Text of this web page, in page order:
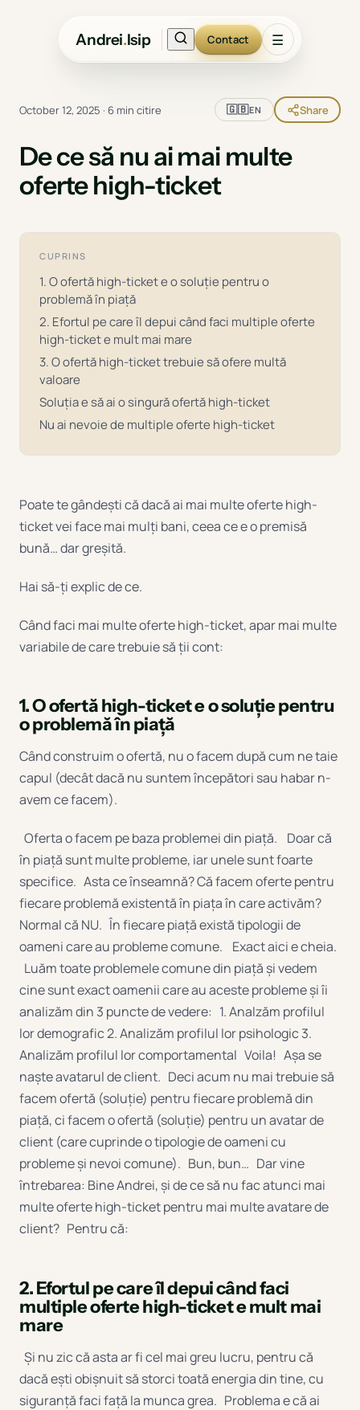
Andrei.Isip Contact ☰
October 12, 2025 · 6 min citire 🇬🇧EN Share
De ce să nu ai mai multe
oferte high-ticket
CUPRINS
1. O ofertă high-ticket e o soluție pentru o
problemă în piață
2. Efortul pe care îl depui când faci multiple oferte
high-ticket e mult mai mare
3. O ofertă high-ticket trebuie să ofere multă
valoare
Soluția e să ai o singură ofertă high-ticket
Nu ai nevoie de multiple oferte high-ticket
Poate te gândești că dacă ai mai multe oferte high-
ticket vei face mai mulți bani, ceea ce e o premisă
bună… dar greșită.
Hai să-ți explic de ce.
Când faci mai multe oferte high-ticket, apar mai multe
variabile de care trebuie să ții cont:
1. O ofertă high-ticket e o soluție pentru
o problemă în piață
Când construim o ofertă, nu o facem după cum ne taie
capul (decât dacă nu suntem începători sau habar n-
avem ce facem).
Oferta o facem pe baza problemei din piață. Doar că
în piață sunt multe probleme, iar unele sunt foarte
specifice. Asta ce înseamnă? Că facem oferte pentru
fiecare problemă existentă în piața în care activăm?
Normal că NU. În fiecare piață există tipologii de
oameni care au probleme comune. Exact aici e cheia.
Luăm toate problemele comune din piață și vedem
cine sunt exact oamenii care au aceste probleme și îi
analizăm din 3 puncte de vedere: 1. Analzăm profilul
lor demografic 2. Analizăm profilul lor psihologic 3.
Analizăm profilul lor comportamental Voila! Așa se
naște avatarul de client. Deci acum nu mai trebuie să
facem ofertă (soluție) pentru fiecare problemă din
piață, ci facem o ofertă (soluție) pentru un avatar de
client (care cuprinde o tipologie de oameni cu
probleme și nevoi comune). Bun, bun… Dar vine
întrebarea: Bine Andrei, și de ce să nu fac atunci mai
multe oferte high-ticket pentru mai multe avatare de
client? Pentru că:
2. Efortul pe care îl depui când faci
multiple oferte high-ticket e mult mai
mare
Și nu zic că asta ar fi cel mai greu lucru, pentru că
dacă ești obișnuit să storci toată energia din tine, cu
siguranță faci față la munca grea. Problema e că ai